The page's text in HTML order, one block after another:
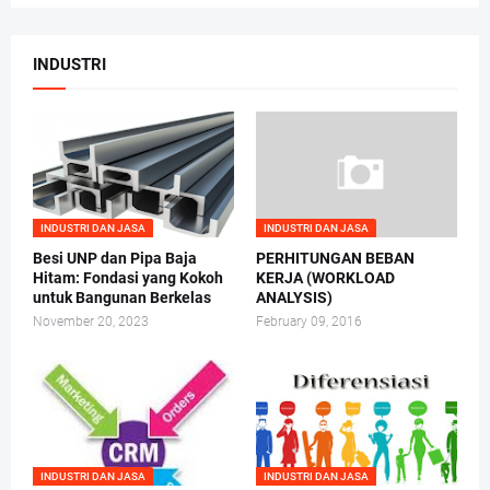
INDUSTRI
INDUSTRI DAN JASA
Besi UNP dan Pipa Baja
Hitam: Fondasi yang Kokoh
untuk Bangunan Berkelas
November 20, 2023
INDUSTRI DAN JASA
PERHITUNGAN BEBAN
KERJA (WORKLOAD
ANALYSIS)
February 09, 2016
INDUSTRI DAN JASA INDUSTRI DAN JASA